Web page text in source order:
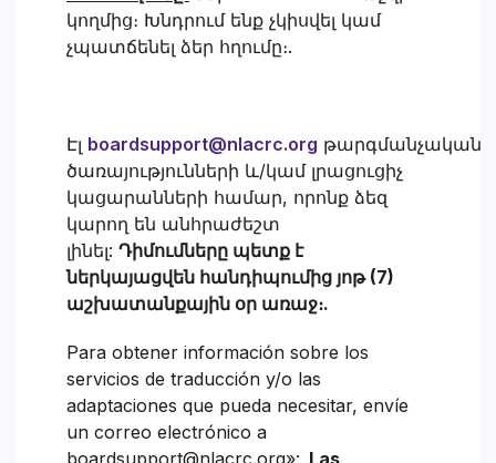
կողմից։ Խնդրում ենք չկիսվել կամ
չպատճենել ձեր հղումը։.
Էլ boardsupport@nlacrc.org թարգմանչական
ծառայությունների և/կամ լրացուցիչ
կացարանների համար, որոնք ձեզ
կարող են անհրաժեշտ
լինել: Դիմումները պետք է
ներկայացվեն հանդիպումից յոթ (7)
աշխատանքային օր առաջ։.
Para obtener información sobre los
servicios de traducción y/o las
adaptaciones que pueda necesitar, envíe
un correo electrónico a
boardsupport@nlacrc.org»: Las